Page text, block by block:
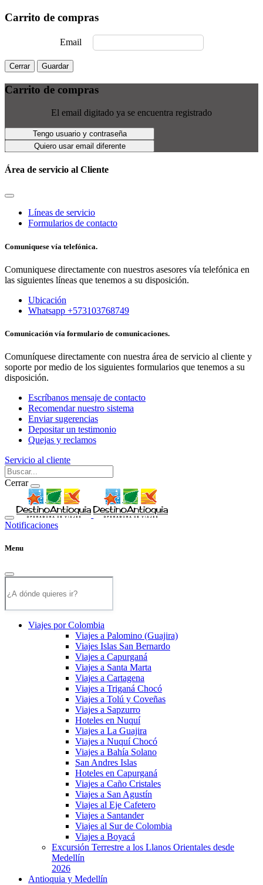
Carrito de compras
Email
Cerrar Guardar
Carrito de compras
El email digitado ya se encuentra registrado
Tengo usuario y contraseña
Quiero usar email diferente
Área de servicio al Cliente
Líneas de servicio
Formularios de contacto
Comuniquese vía telefónica.
Comuniquese directamente con nuestros asesores vía telefónica en
las siguientes líneas que tenemos a su disposición.
Ubicación
Whatsapp +573103768749
Comunicación vía formulario de comunicaciones.
Comuníquese directamente con nuestra área de servicio al cliente y
soporte por medio de los siguientes formularios que tenemos a su
disposición.
Escríbanos mensaje de contacto
Recomendar nuestro sistema
Enviar sugerencias
Depositar un testimonio
Quejas y reclamos
Servicio al cliente
Cerrar
Notificaciones
Menu
Viajes por Colombia
Viajes a Palomino (Guajira)
Viajes Islas San Bernardo
Viajes a Capurganá
Viajes a Santa Marta
Viajes a Cartagena
Viajes a Triganá Chocó
Viajes a Tolú y Coveñas
Viajes a Sapzurro
Hoteles en Nuquí
Viajes a La Guajira
Viajes a Nuquí Chocó
Viajes a Bahía Solano
San Andres Islas
Hoteles en Capurganá
Viajes a Caño Cristales
Viajes a San Agustín
Viajes al Eje Cafetero
Viajes a Santander
Viajes al Sur de Colombia
Viajes a Boyacá
Excursión Terrestre a los Llanos Orientales desde
Medellín
2026
Antioquia y Medellín